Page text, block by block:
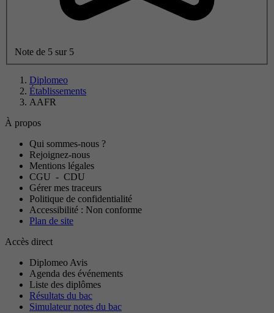
Note de 5 sur 5
Diplomeo
Établissements
AAFR
À propos
Qui sommes-nous ?
Rejoignez-nous
Mentions légales
CGU - CDU
Gérer mes traceurs
Politique de confidentialité
Accessibilité : Non conforme
Plan de site
Accès direct
Diplomeo Avis
Agenda des événements
Liste des diplômes
Résultats du bac
Simulateur notes du bac